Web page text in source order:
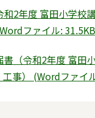
和2年度 富田小学校
ファイル:
書（令和2年度 富田
工事） (Wordファイ